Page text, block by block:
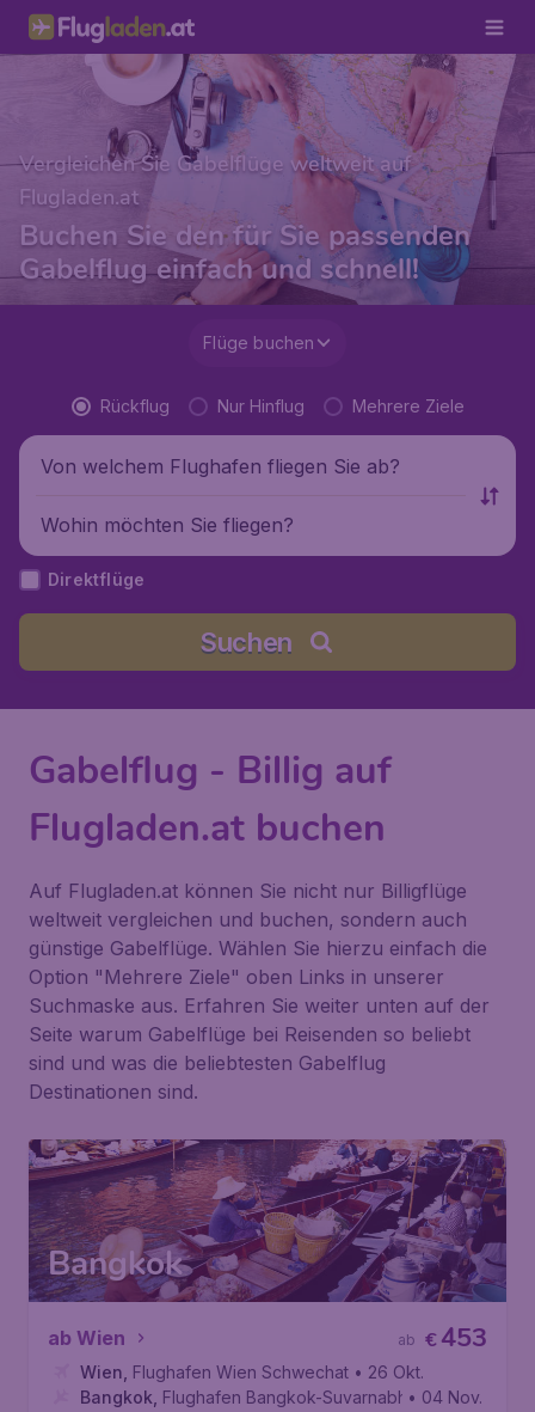
Vergleichen Sie Gabelflüge weltweit auf
Flugladen.at
Buchen Sie den für Sie passenden
Gabelflug einfach und schnell!
Flüge buchen
Rückflug Nur Hinflug Mehrere Ziele
Von welchem Flughafen fliegen Sie ab?
Wohin möchten Sie fliegen?
Direktflüge
Suchen
Gabelflug - Billig auf
Flugladen.at buchen
Auf Flugladen.at können Sie nicht nur Billigflüge
weltweit vergleichen und buchen, sondern auch
günstige Gabelflüge. Wählen Sie hierzu einfach die
Option "Mehrere Ziele" oben Links in unserer
Suchmaske aus. Erfahren Sie weiter unten auf der
Seite warum Gabelflüge bei Reisenden so beliebt
sind und was die beliebtesten Gabelflug
Destinationen sind.
Bangkok
ab Wien €453
ab
Wien Flughafen Wien Schwechat • 26 Okt.
Bangkok Flughafen Bangkok-Suvarnabhumi• 04 Nov.